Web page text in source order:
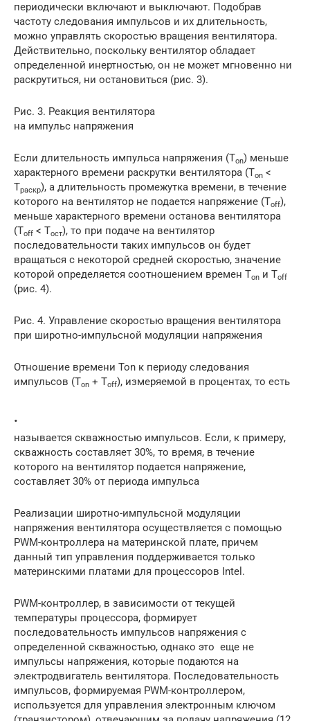
периодически включают и выключают. Подобрав
частоту следования импульсов и их длительность,
можно управлять скоростью вращения вентилятора.
Действительно, поскольку вентилятор обладает
определенной инертностью, он не может мгновенно ни
раскрутиться, ни остановиться (рис. 3).
Рис. 3. Реакция вентилятора
на импульс напряжения
Если длительность импульса напряжения (Ton) меньше
характерного времени раскрутки вентилятора (Ton <
Tраскр), а длительность промежутка времени, в течение
которого на вентилятор не подается напряжение (Toff),
меньше характерного времени останова вентилятора
(Toff < Tост), то при подаче на вентилятор
последовательности таких импульсов он будет
вращаться с некоторой средней скоростью, значение
которой определяется соотношением времен Ton и Toff
(рис. 4).
Рис. 4. Управление скоростью вращения вентилятора
при широтно-импульсной модуляции напряжения
Отношение времени Ton к периоду следования
импульсов (Ton + Toff), измеряемой в процентах, то есть
.
называется скважностью импульсов. Если, к примеру,
скважность составляет 30%, то время, в течение
которого на вентилятор подается напряжение,
составляет 30% от периода импульса
Реализации широтно-импульсной модуляции
напряжения вентилятора осуществляется с помощью
PWM-контроллера на материнской плате, причем
данный тип управления поддерживается только
материнскими платами для процессоров Intel.
PWM-контроллер, в зависимости от текущей
температуры процессора, формирует
последовательность импульсов напряжения с
определенной скважностью, однако это еще не
импульсы напряжения, которые подаются на
электродвигатель вентилятора. Последовательность
импульсов, формируемая PWM-контроллером,
используется для управления электронным ключом